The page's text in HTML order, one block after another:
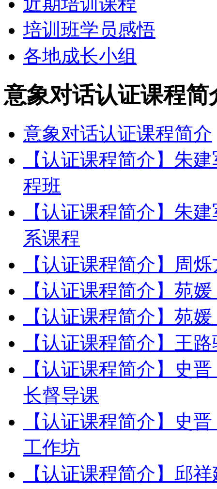
培训班学员感悟
各地成长小组
意象对话认证课程简
意象对话认证课程简介
【认证课程简介】朱
程班
【认证课程简介】朱
系课程
【认证课程简介】周
【认证课程简介】苑
【认证课程简介】苑
【认证课程简介】王
【认证课程简介】史
长督导课
【认证课程简介】史
工作坊
【认证课程简介】邱